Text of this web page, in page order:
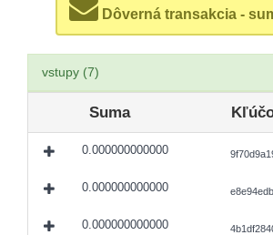
Dôverná transakcia -
vstupy (7)
Suma
0.000000000000
0.000000000000
0.000000000000